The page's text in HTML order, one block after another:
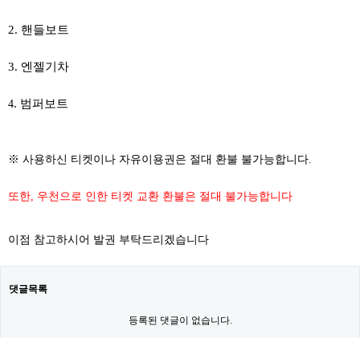
2. 핸들보트
3. 엔젤기차
​4. 범퍼보트
※ 사용하신 티켓이나 자유이용권은 절대 환불 불가능합니다.
또한, 우천으로 인한 티켓 교환 환불은 절대 불가능합니다
이점 참고하시어 발권 부탁드리겠습니다
댓글목록
등록된 댓글이 없습니다.